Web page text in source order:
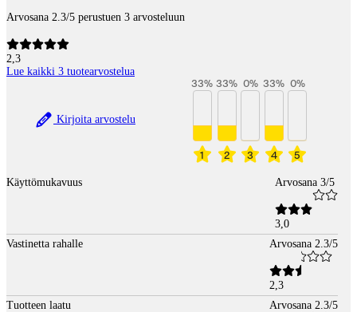
Arvosana 2.3/5 perustuen 3 arvosteluun
2,3
Lue kaikki 3 tuotearvostelua
Kirjoita arvostelu
1
33%
2
33%
3
0%
4
33%
5
0%
Käyttömukavuus Arvosana 3/5
3,0
Vastinetta rahalle
Arvosana 2.3/5
2,3
Tuotteen laatu
Arvosana 2.3/5